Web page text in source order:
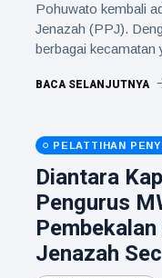
Pohuwato kembali
Jenazah (PPJ).
berbagai kecamatan
BACA SELANJUTNYA
PELATTIHAN
Diantara
Pengurus
Jenazah